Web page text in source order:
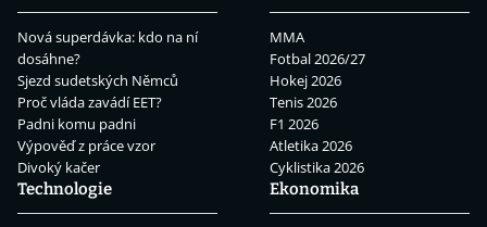
Nová superdávka: kdo na ní
dosáhne?
Sjezd sudetských Němců
Proč vláda zavádí EET?
Padni komu padni
Výpověď z práce vzor
Divoký kačer
MMA
Fotbal 2026/27
Hokej 2026
Tenis 2026
F1 2026
Atletika 2026
Cyklistika 2026
Technologie
Ekonomika